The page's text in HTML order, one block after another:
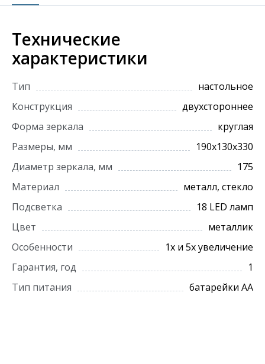
Технические
характеристики
Тип
настольное
Конструкция
двухстороннее
Форма зеркала
круглая
Размеры, мм
190х130х330
Диаметр зеркала, мм
175
Материал
металл, стекло
Подсветка
18 LED ламп
Цвет
металлик
Особенности
1х и 5х увеличение
Гарантия, год
1
Тип питания
батарейки АА